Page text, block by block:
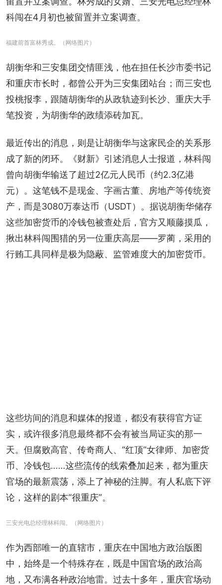
科闯在4月初也被留置并立案调查。
福建前首富林秀成。（网络图片）
胡衡华和三安集团交情匪浅，他在担任长沙市委书记
和重庆市长时，都曾公开为三安集团站台；而三安也
投桃报李，跟随胡衡华的从政轨迹到长沙、重庆大手
笔投资，为胡衡华的政绩添砖加瓦。
最近传出的消息，则是让胡衡华与这家民企的关系形
成了新的闭环。《财新》引述消息人士报道，林科闯
曾向胡衡华输送了超过2亿元人民币（约2.3亿港
元）。这笔钱不是现金、字画古董、房地产等传统资
产，而是3080万泰达币（USDT）。据说胡衡华储存
这些加密货币的冷钱包被查处后，官方又顺藤摸瓜，
揪出林科闯围猎的另一位重庆高层——罗蔺，采用的
行贿工具同样是极为隐蔽、监管难度大的加密货币。
这些坊间的消息和媒体的报道，都没有获得官方证
实，或许很多消息最终都不会有被当局证实的那一
天。但腐败高官、传奇商人、“红顶”女律师、加密货
币、冷钱包……这些流传的线索叠加起来，都为重庆
官场的最新震荡，添上了神秘的注脚。有人私底下评
论，这样的剧本“很重庆”。
三安光电总经理林科闯。（网络图片）
作为西部唯一的直辖市，重庆在中国地方政治版图
中，始终是一个特殊存在，既是中国官场的政治高
地，又布满各种政治地雷。过去十多年，重庆官场动